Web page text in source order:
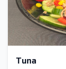
Tuna